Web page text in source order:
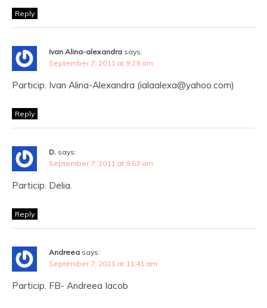
Reply
Ivan Alina-alexandra says:
September 7, 2011 at 9:29 am
Particip. Ivan Alina-Alexandra (ialaalexa@yahoo.com)
Reply
D. says:
September 7, 2011 at 9:53 am
Particip. Delia.
Reply
Andreea says:
September 7, 2011 at 11:41 am
Particip. FB- Andreea Iacob